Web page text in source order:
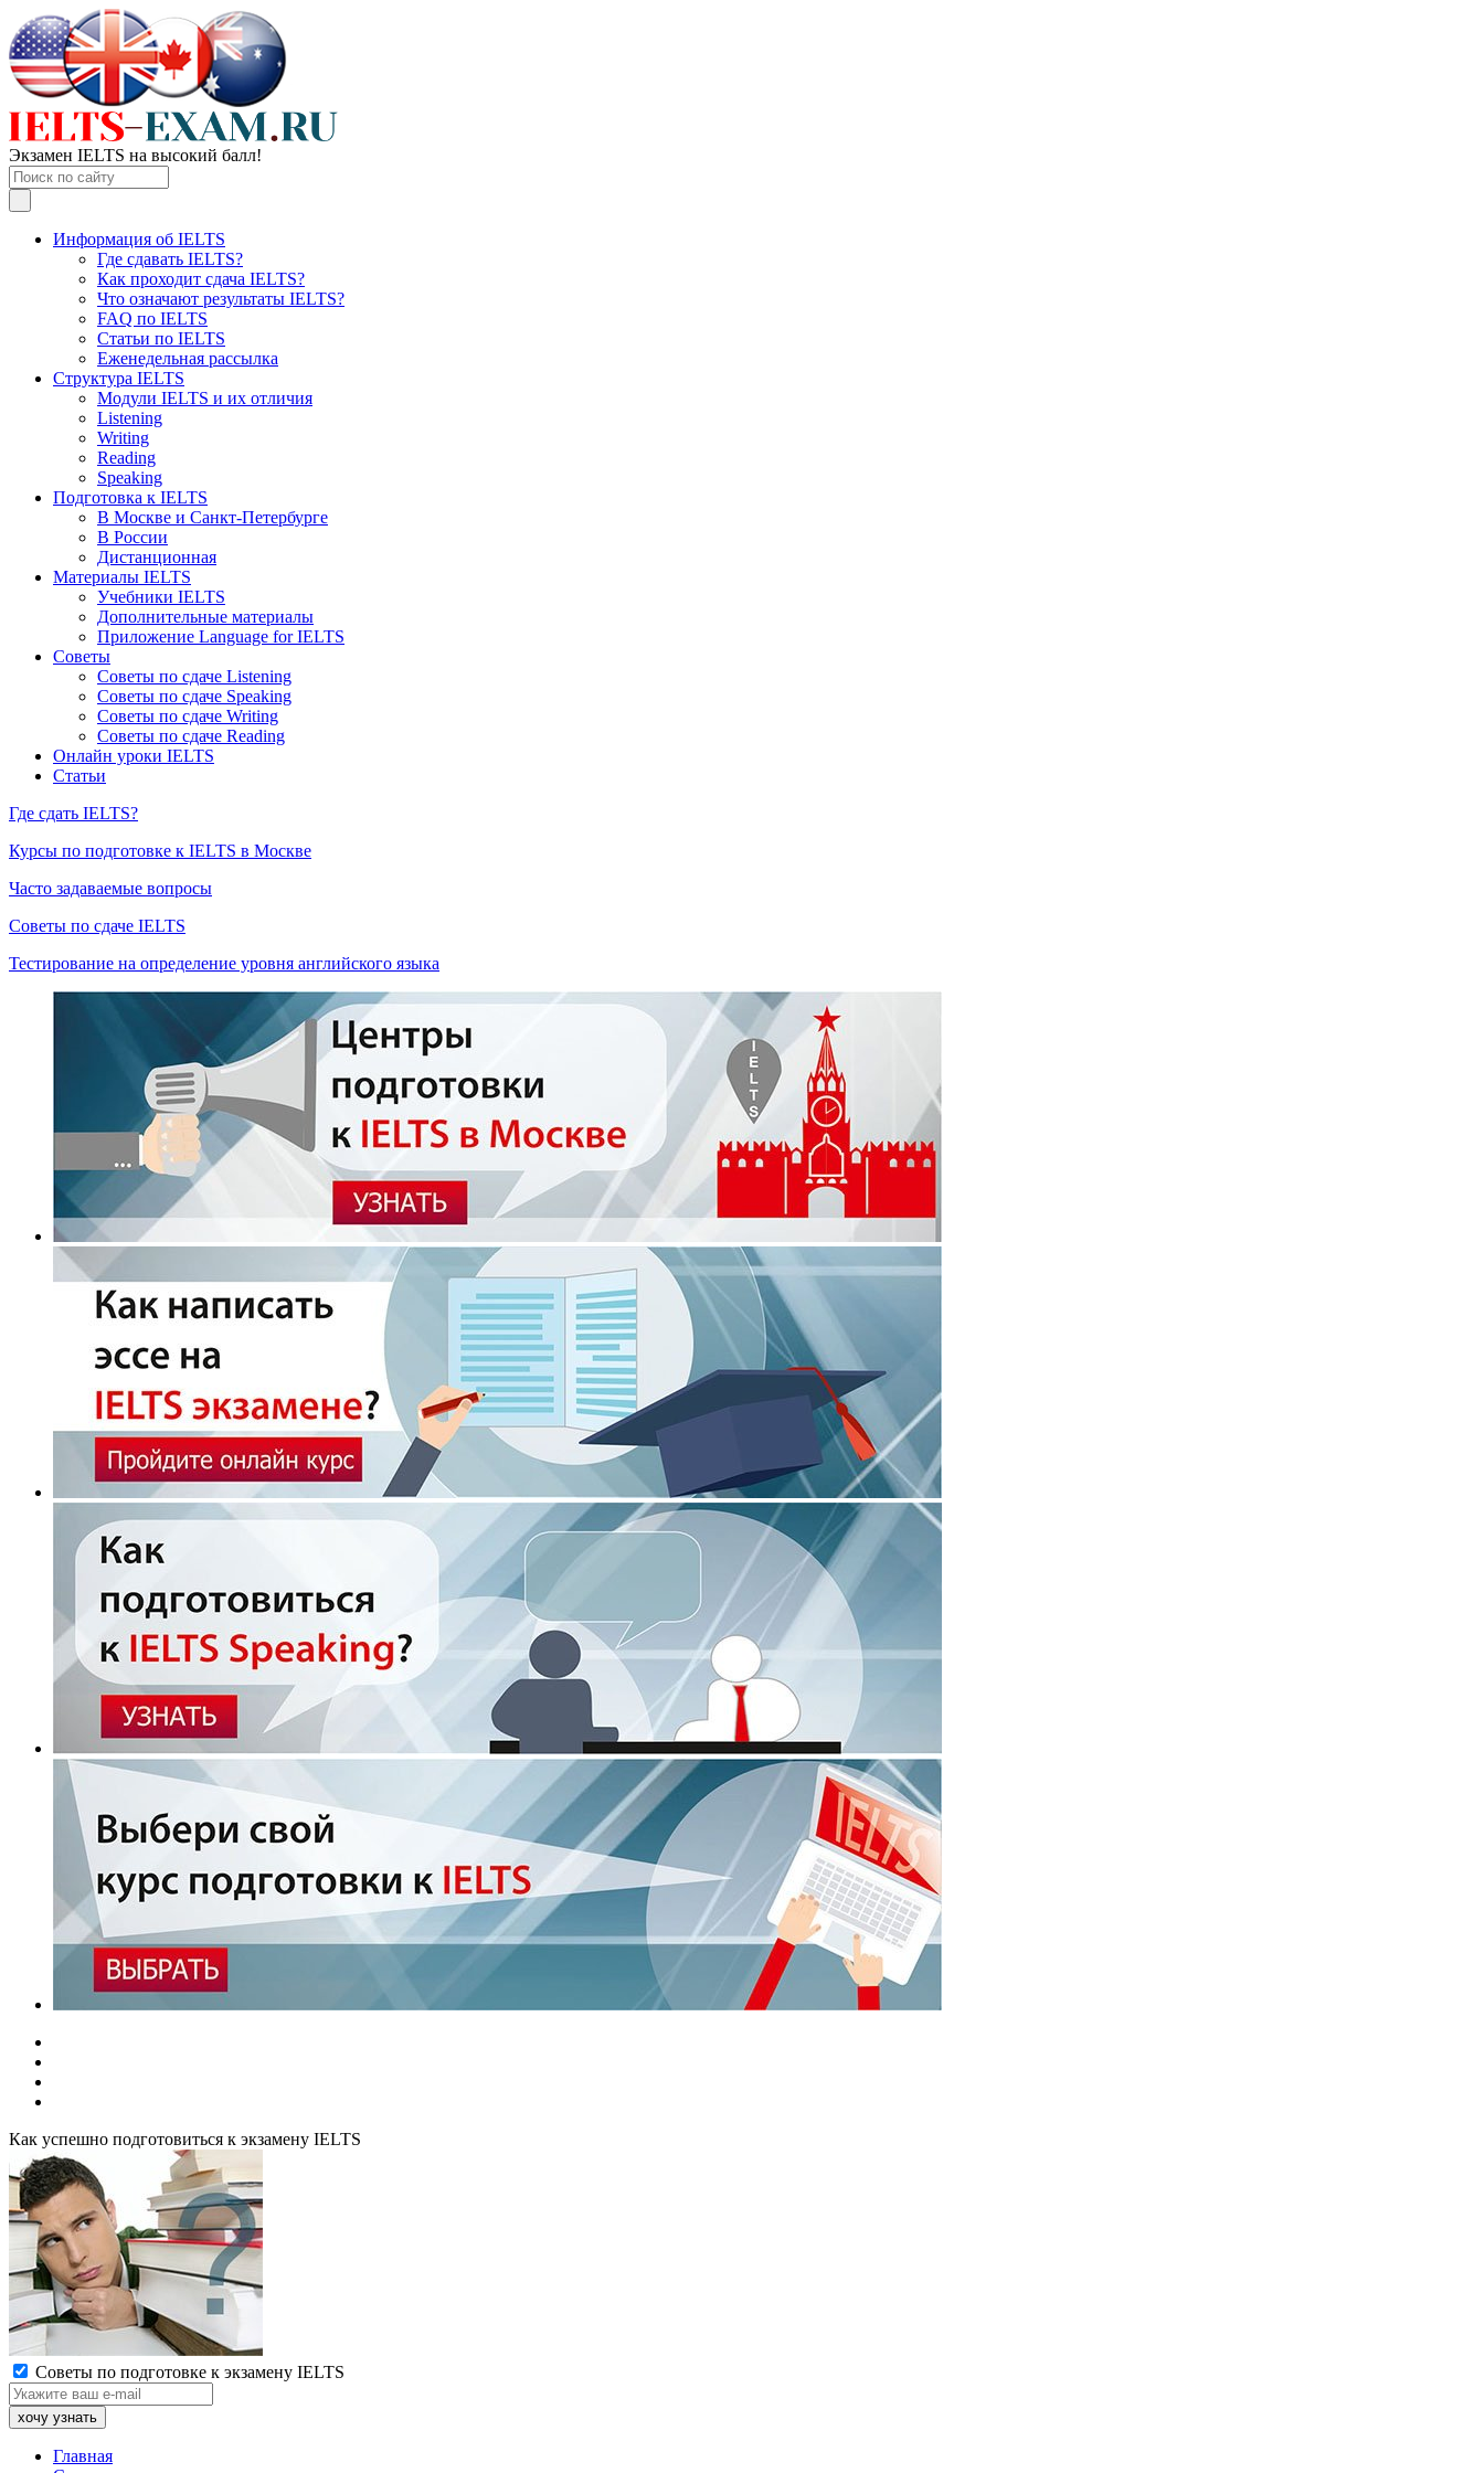
Экзамен IELTS на высокий балл!
Информация об IELTS
Где сдавать IELTS?
Как проходит сдача IELTS?
Что означают результаты IELTS?
FAQ по IELTS
Статьи по IELTS
Еженедельная рассылка
Структура IELTS
Модули IELTS и их отличия
Listening
Writing
Reading
Speaking
Подготовка к IELTS
В Москве и Санкт-Петербурге
В России
Дистанционная
Материалы IELTS
Учебники IELTS
Дополнительные материалы
Приложение Language for IELTS
Советы
Советы по сдаче Listening
Советы по сдаче Speaking
Советы по сдаче Writing
Советы по сдаче Reading
Онлайн уроки IELTS
Статьи
Где сдать IELTS?
Курсы по подготовке к IELTS в Москве
Часто задаваемые вопросы
Советы по сдаче IELTS
Тестирование на определение уровня английского языка
Как успешно подготовиться к экзамену IELTS
Советы по подготовке к экзамену IELTS
Главная